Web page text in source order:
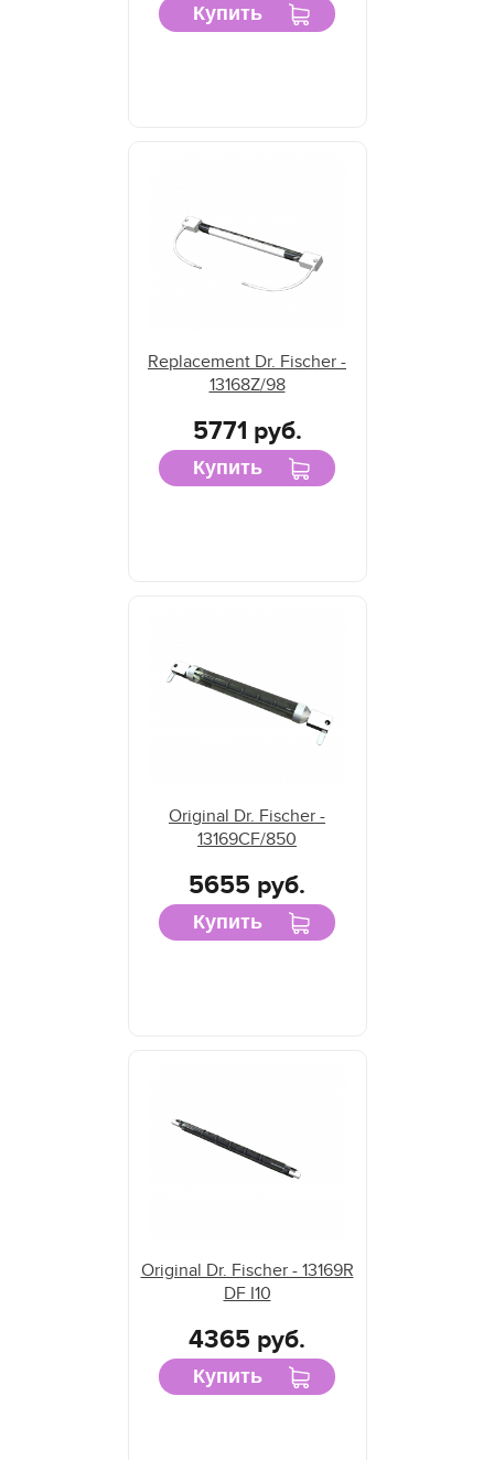
Купить
Replacement Dr. Fischer -
13168Z/98
5771 руб.
Купить
Original Dr. Fischer -
13169CF/850
5655 руб.
Купить
Original Dr. Fischer - 13169R
DF I10
4365 руб.
Купить